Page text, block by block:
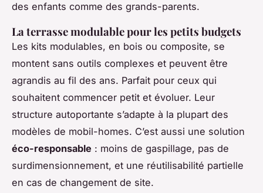
des enfants comme des grands-parents.
La terrasse modulable pour les petits budgets
Les kits modulables, en bois ou composite, se
montent sans outils complexes et peuvent être
agrandis au fil des ans. Parfait pour ceux qui
souhaitent commencer petit et évoluer. Leur
structure autoportante s’adapte à la plupart des
modèles de mobil-homes. C’est aussi une solution
éco-responsable : moins de gaspillage, pas de
surdimensionnement, et une réutilisabilité partielle
en cas de changement de site.